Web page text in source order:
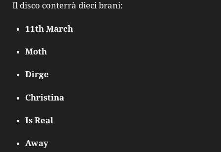
Il disco conterrà dieci brani:
11th March
Moth
Dirge
Christina
Is Real
Away